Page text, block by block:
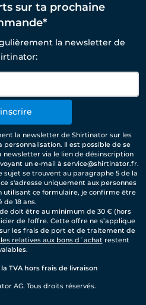
sur ta prochaine
la newsletter de
la newsletter de Shirtinator sur les
personnalisation. Il est possible de se
via le lien de désinscription
un e-mail à service@shirtinator.fr.
sujet se trouvent au paragraphe 5 de la
s'adresse uniquement aux personnes
utilisant ce formulaire, je confirme être
de 18 ans.
doit être au minimum de 30 € (hors
de l'offre. Cette offre ne s’applique
les frais de port et de traitement de
relatives aux bons d´achatrestent
TVA hors frais de livraison
AG. Tous droits réservés.